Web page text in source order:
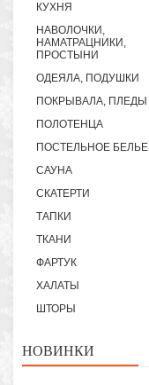
КУХНЯ
НАВОЛОЧКИ,
НАМАТРАЦНИКИ,
ПРОСТЫНИ
ОДЕЯЛА, ПОДУШКИ
ПОКРЫВАЛА, ПЛЕДЫ
ПОЛОТЕНЦА
ПОСТЕЛЬНОЕ БЕЛЬЕ
САУНА
СКАТЕРТИ
ТАПКИ
ТКАНИ
ФАРТУК
ХАЛАТЫ
ШТОРЫ
НОВИНКИ